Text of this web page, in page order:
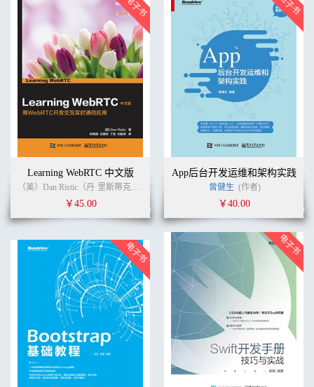
Learning WebRTC 中文版
（美）Dan Ristic（丹·里斯蒂克） (作者) (译者)
￥45.00
App后台开发运维和架构实践
曾健生 (作者)
￥40.00